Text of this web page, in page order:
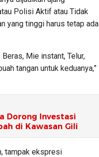
Polisi Aktif atau Tidak
yang tinggi harus tetap ada
Mie instant, Telur,
tangan untuk keduanya,”
Dorong Investasi
di Kawasan Gili
tampak ekspresi